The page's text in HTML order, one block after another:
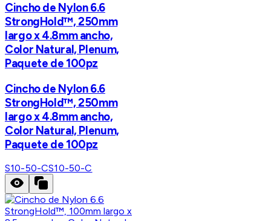
Cincho de Nylon 6.6
StrongHold™, 250mm
largo x 4.8mm ancho,
Color Natural, Plenum,
Paquete de 100pz
Cincho de Nylon 6.6
StrongHold™, 250mm
largo x 4.8mm ancho,
Color Natural, Plenum,
Paquete de 100pz
S10-50-CS10-50-C